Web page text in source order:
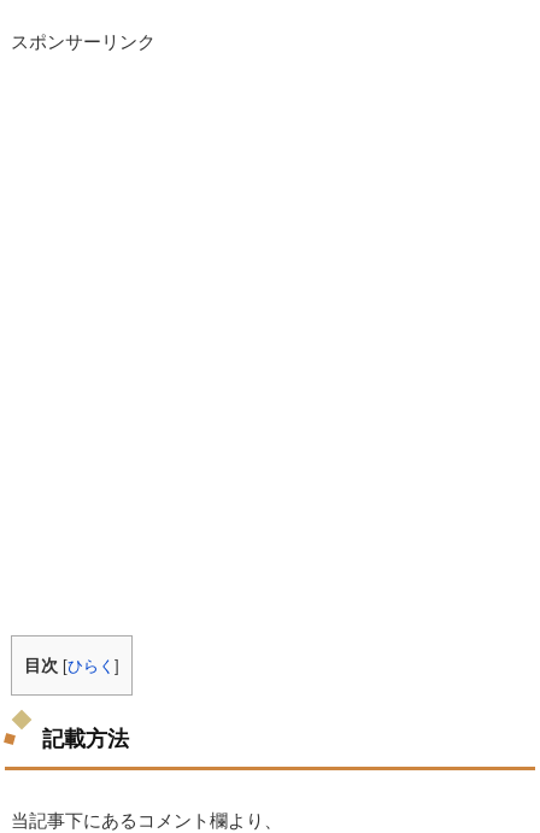
スポンサーリンク
目次 [ひらく]
記載方法
当記事下にあるコメント欄より、